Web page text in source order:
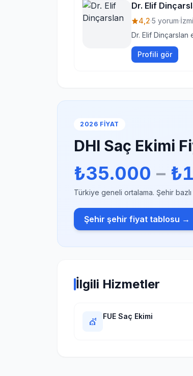
Dr. Elif
4,2·5 yorum·
Dr. Elif Dinçarslan
Profili gör
2026 FIYAT
DHI Saç Ekimi
₺35.000 –
Türkiye geneli ortalama. Şehir
Şehir şehir fiyat tablosu →
İlgili Hizmetler
💇
FUE Saç Ekimi